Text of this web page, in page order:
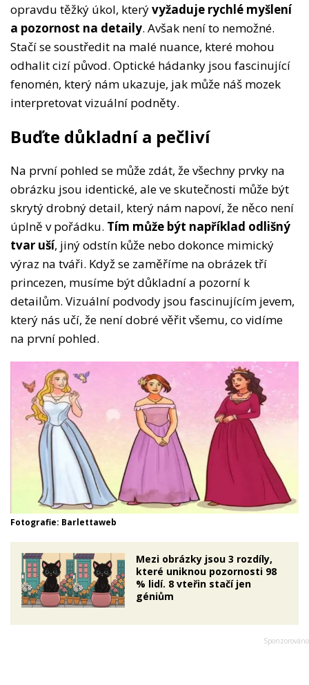
opravdu těžký úkol, kterývyžaduje rychlé myšlení
a pozornost na detaily. Avšak není to nemožné.
Stačí se soustředit na malé nuance, které mohou
odhalit cizí původ. Optické hádanky jsou fascinující
fenomén, který nám ukazuje, jak může náš mozek
interpretovat vizuální podněty.
Buďte důkladní a pečliví
Na první pohled se může zdát, že všechny prvky na
obrázku jsou identické, ale ve skutečnosti může být
skrytý drobný detail, který nám napoví, že něco není
úplně v pořádku. Tím může být například odlišný
tvar uší, jiný odstín kůže nebo dokonce mimický
výraz na tváři. Když se zaměříme na obrázek tří
princezen, musíme být důkladní a pozorní k
detailům. Vizuální podvody jsou fascinujícím jevem,
který nás učí, že není dobré věřit všemu, co vidíme
na první pohled.
Fotografie: Barlettaweb
Mezi obrázky jsou 3 rozdíly,
které uniknou pozornosti 98
% lidí. 8 vteřin stačí jen
géniům